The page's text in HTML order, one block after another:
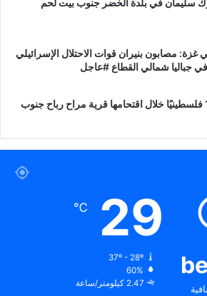
سليمان في بلدة الخضر جنوب بيت لحم
مصابون بنيران قوات الاحتلال الإسرائيلي
جباليا شمالي القطاع #عاجل
قوات الاحتلال تعتقل 11 فلسطينيًا خلال اقتحامها قرية مراح رباح جنوب
29
℃
37º - 28º
60%
2.47 كيلومتر/ساعة